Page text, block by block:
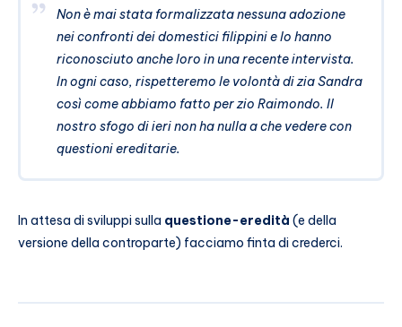
Non è mai stata formalizzata nessuna adozione
nei confronti dei domestici filippini e lo hanno
riconosciuto anche loro in una recente intervista.
In ogni caso, rispetteremo le volontà di zia Sandra
così come abbiamo fatto per zio Raimondo. Il
nostro sfogo di ieri non ha nulla a che vedere con
questioni ereditarie.
In attesa di sviluppi sulla questione-eredità (e della
versione della controparte) facciamo finta di crederci.